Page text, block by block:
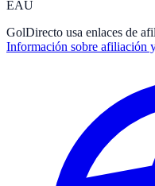
EAU
GolDirecto usa enlaces de
Información sobre afiliación